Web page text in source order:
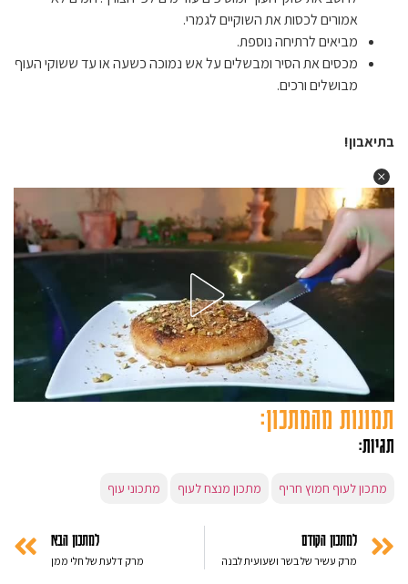
אמורים לכסות את השוקיים לגמרי.
מביאים לרתיחה נוספת.
מכסים את הסיר ומבשלים על אש נמוכה כשעה או עד ששוקי העוף
מבושלים ורכים.
בתיאבון!
תמונות מהמתכון:
תגיות:
מתכון לעוף חמוץ חריף מתכון מנצח לעוף מתכוני עוף
למתכון הקודם
מרק עשיר של בשר ושעועית לבנה
למתכון הבא
מרק דלעת של חלי ממן